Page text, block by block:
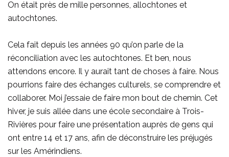
On était près de mille personnes, allochtones et
autochtones.
Cela fait depuis les années 90 qu’on parle de la
réconciliation avec les autochtones. Et ben, nous
attendons encore. Il y aurait tant de choses à faire. Nous
pourrions faire des échanges culturels, se comprendre et
collaborer. Moi j’essaie de faire mon bout de chemin. Cet
hiver, je suis allée dans une école secondaire à Trois-
Rivières pour faire une présentation auprès de gens qui
ont entre 14 et 17 ans, afin de déconstruire les préjugés
sur les Amérindiens.